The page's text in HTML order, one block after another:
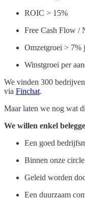
ROIC > 15%
Free Cash Flow /
Omzetgroei > 7%
Winstgroei per
We vinden 300
via Finchat.
Maar laten we nog wat
We willen enkel
Een goed
Binnen onze
Geleid worden
Een duurzaam